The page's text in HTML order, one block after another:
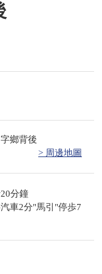
鄉背後
> 周邊地圖
分鐘
車2分"馬引"停歩7